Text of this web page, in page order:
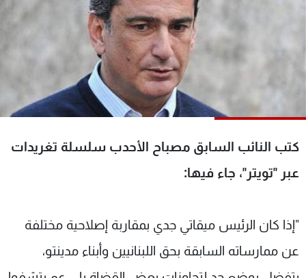
كتب النائب السابق مصباح الأحدب سلسلة تغريدات
عبر "تويتر"، جاء فيها:
"إذا كان الرئيس ميقاتي جدي بمقاربة إصلاحية مختلفة
عن ممارساته السابقة بحق اللبنانيين وأبناء مدينتو،
رياضة
البرامج
جدول البرامج
شاهد البرامج
الإنـتـاج
لاعلاناتكم
تواصل معنا
شروط الإسـتخدام
سياسة الخصوصية